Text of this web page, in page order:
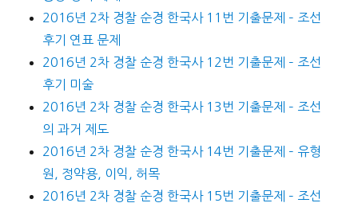
2016년 2차 경찰 순경 한국사 11번 기출문제 – 조선
후기 연표 문제
2016년 2차 경찰 순경 한국사 12번 기출문제 – 조선
후기 미술
2016년 2차 경찰 순경 한국사 13번 기출문제 – 조선
의 과거 제도
2016년 2차 경찰 순경 한국사 14번 기출문제 – 유형
원, 정약용, 이익, 허목
2016년 2차 경찰 순경 한국사 15번 기출문제 – 조선